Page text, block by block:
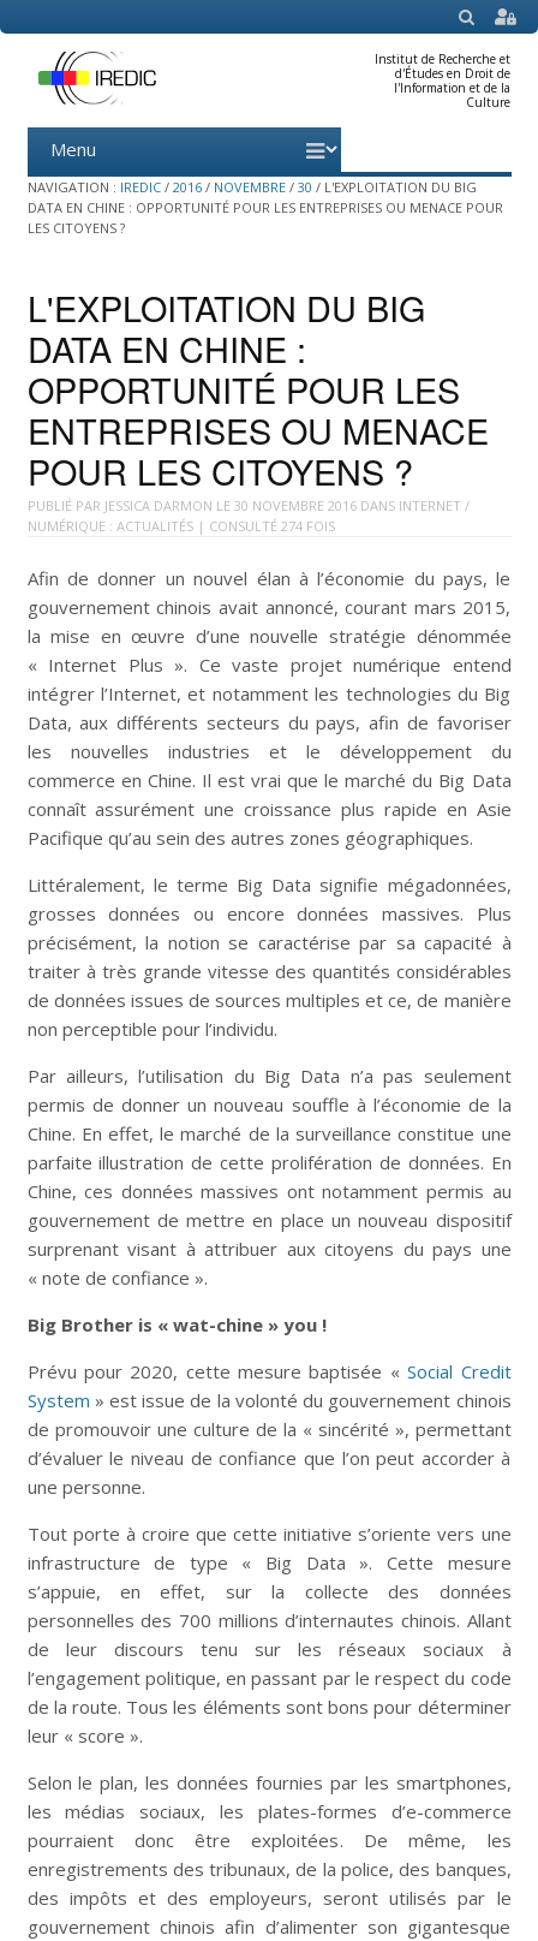
SEARCH
Institut de Recherche et
d'Études en Droit de
l'Information et de la
Culture
Menu
content
NAVIGATION : IREDIC / 2016 / NOVEMBRE / 30 / L'EXPLOITATION DU BIG
DATA EN CHINE : OPPORTUNITÉ POUR LES ENTREPRISES OU MENACE POUR
LES CITOYENS ?
L'EXPLOITATION DU BIG
DATA EN CHINE :
OPPORTUNITÉ POUR LES
ENTREPRISES OU MENACE
POUR LES CITOYENS ?
PUBLIÉ PAR JESSICA DARMON LE 30 NOVEMBRE 2016DANS INTERNET /
NUMÉRIQUE : ACTUALITÉS| CONSULTÉ 274 FOIS
Afin de donner un nouvel élan à l’économie du pays, le
gouvernement chinois avait annoncé, courant mars 2015,
la mise en œuvre d’une nouvelle stratégie dénommée
« Internet Plus ». Ce vaste projet numérique entend
intégrer l’Internet, et notamment les technologies du Big
Data, aux différents secteurs du pays, afin de favoriser
les nouvelles industries et le développement du
commerce en Chine. Il est vrai que le marché du Big Data
connaît assurément une croissance plus rapide en Asie
Pacifique qu’au sein des autres zones géographiques.
Littéralement, le terme Big Data signifie mégadonnées,
grosses données ou encore données massives. Plus
précisément, la notion se caractérise par sa capacité à
traiter à très grande vitesse des quantités considérables
de données issues de sources multiples et ce, de manière
non perceptible pour l’individu.
Par ailleurs, l’utilisation du Big Data n’a pas seulement
permis de donner un nouveau souffle à l’économie de la
Chine. En effet, le marché de la surveillance constitue une
parfaite illustration de cette prolifération de données. En
Chine, ces données massives ont notamment permis au
gouvernement de mettre en place un nouveau dispositif
surprenant visant à attribuer aux citoyens du pays une
« note de confiance ».
Big Brother is « wat-chine » you !
Prévu pour 2020, cette mesure baptisée «Social Credit
System » est issue de la volonté du gouvernement chinois
de promouvoir une culture de la « sincérité », permettant
d’évaluer le niveau de confiance que l’on peut accorder à
une personne.
Tout porte à croire que cette initiative s’oriente vers une
infrastructure de type « Big Data ». Cette mesure
s’appuie, en effet, sur la collecte des données
personnelles des 700 millions d’internautes chinois. Allant
de leur discours tenu sur les réseaux sociaux à
l’engagement politique, en passant par le respect du code
de la route. Tous les éléments sont bons pour déterminer
leur « score ».
Selon le plan, les données fournies par les smartphones,
les médias sociaux, les plates-formes d’e-commerce
pourraient donc être exploitées. De même, les
enregistrements des tribunaux, de la police, des banques,
des impôts et des employeurs, seront utilisés par le
gouvernement chinois afin d’alimenter son gigantesque